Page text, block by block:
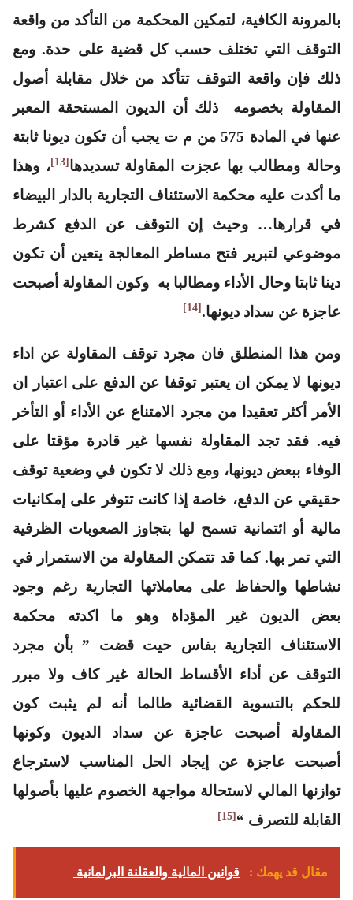
بالمرونة الكافية، لتمكين المحكمة من التأكد من واقعة
التوقف التي تختلف حسب كل قضية على حدة. ومع
ذلك فإن واقعة التوقف تتأكد من خلال مقابلة أصول
المقاولة بخصومه ذلك أن الديون المستحقة المعبر
عنها في المادة 575 من م ت يجب أن تكون ديونا ثابتة
وحالة ومطالب بها عجزت المقاولة تسديدها [13]
، وهذا
ما أكدت عليه محكمة الاستئناف التجارية بالدار البيضاء
في قرارها… وحيث إن التوقف عن الدفع كشرط
موضوعي لتبرير فتح مساطر المعالجة يتعين أن تكون
دينا ثابتا وحال الأداء ومطالبا به وكون المقاولة أصبحت
عاجزة عن سداد ديونها. [14]
ومن هذا المنطلق فان مجرد توقف المقاولة عن اداء
ديونها لا يمكن ان يعتبر توقفا عن الدفع على اعتبار ان
الأمر أكثر تعقيدا من مجرد الامتناع عن الأداء أو التأخر
فيه. فقد تجد المقاولة نفسها غير قادرة مؤقتا على
الوفاء ببعض ديونها، ومع ذلك لا تكون في وضعية توقف
حقيقي عن الدفع، خاصة إذا كانت تتوفر على إمكانيات
مالية أو ائتمانية تسمح لها بتجاوز الصعوبات الظرفية
التي تمر بها. كما قد تتمكن المقاولة من الاستمرار في
نشاطها والحفاظ على معاملاتها التجارية رغم وجود
بعض الديون غير المؤداة وهو ما اكدته محكمة
الاستئناف التجارية بفاس حيت قضت ” بأن مجرد
التوقف عن أداء الأقساط الحالة غير كاف ولا مبرر
للحكم بالتسوية القضائية طالما أنه لم يثبت كون
المقاولة أصبحت عاجزة عن سداد الديون وكونها
أصبحت عاجزة عن إيجاد الحل المناسب لاسترجاع
توازنها المالي لاستحالة مواجهة الخصوم عليها بأصولها
القابلة للتصرف “ [15]
مقال قد يهمك : قوانين المالية والعقلنة البرلمانية